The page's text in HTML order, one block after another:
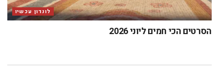
לונדון עכשיו
הסרטים הכי חמים ליוני 2026